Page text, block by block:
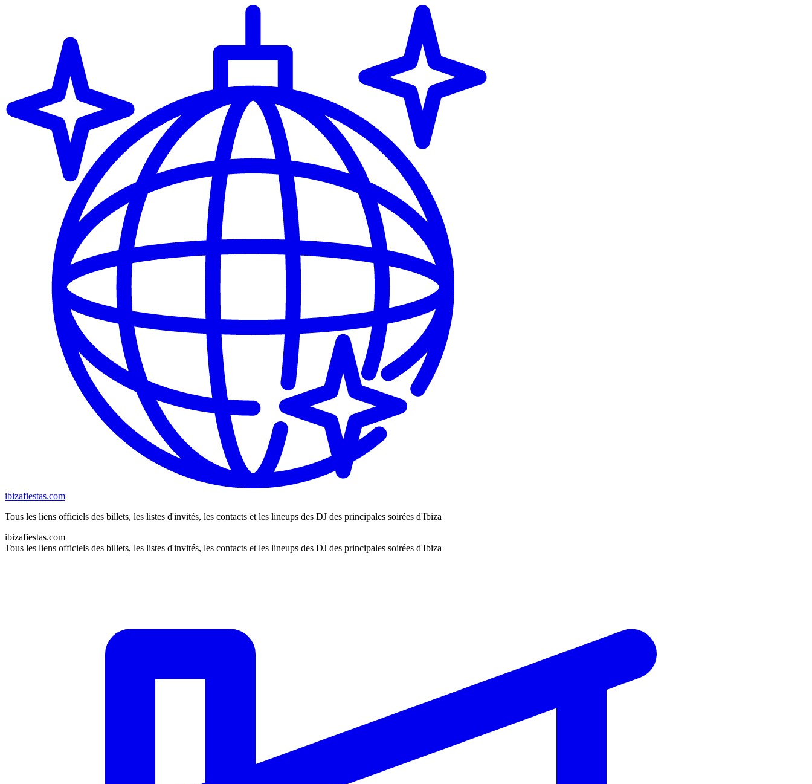
ibizafiestas.com
Tous les liens officiels des billets, les listes d'invités, les contacts et les lineups des DJ des principales soirées d'Ibiza
ibizafiestas.com
Tous les liens officiels des billets, les listes d'invités, les contacts et les lineups des DJ des principales soirées d'Ibiza